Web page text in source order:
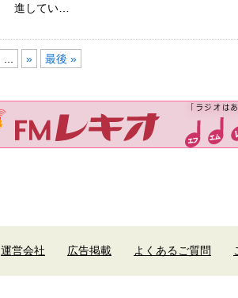
進してい…
» 最後 »
運営会社 広告掲載 よくあるご質問